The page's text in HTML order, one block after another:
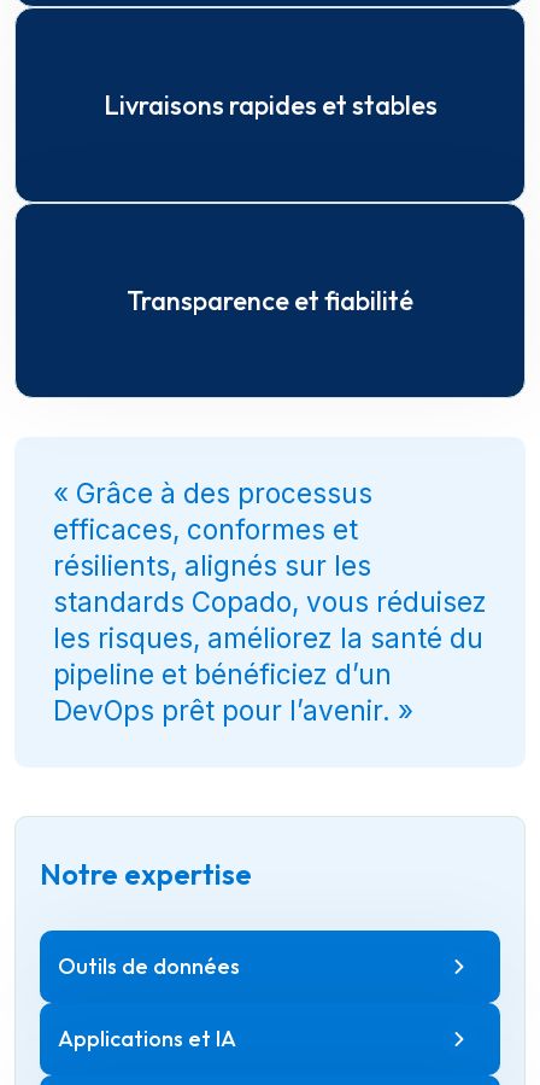
Notre expertise
Outils de données
Applications et IA
Livraisons rapides et stables
Transparence et fiabilité
« Grâce à des processus
efficaces, conformes et
résilients, alignés sur les
standards Copado, vous réduisez
les risques, améliorez la santé du
pipeline et bénéficiez d’un
DevOps prêt pour l’avenir. »